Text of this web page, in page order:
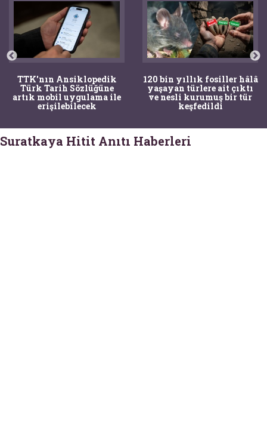
TTK'nın Ansiklopedik
Türk Tarih Sözlüğüne
artık mobil uygulama ile
erişilebilecek
120 bin yıllık fosiller hâlâ
yaşayan türlere ait çıktı
ve nesli kurumuş bir tür
keşfedildi
Suratkaya Hitit Anıtı Haberleri